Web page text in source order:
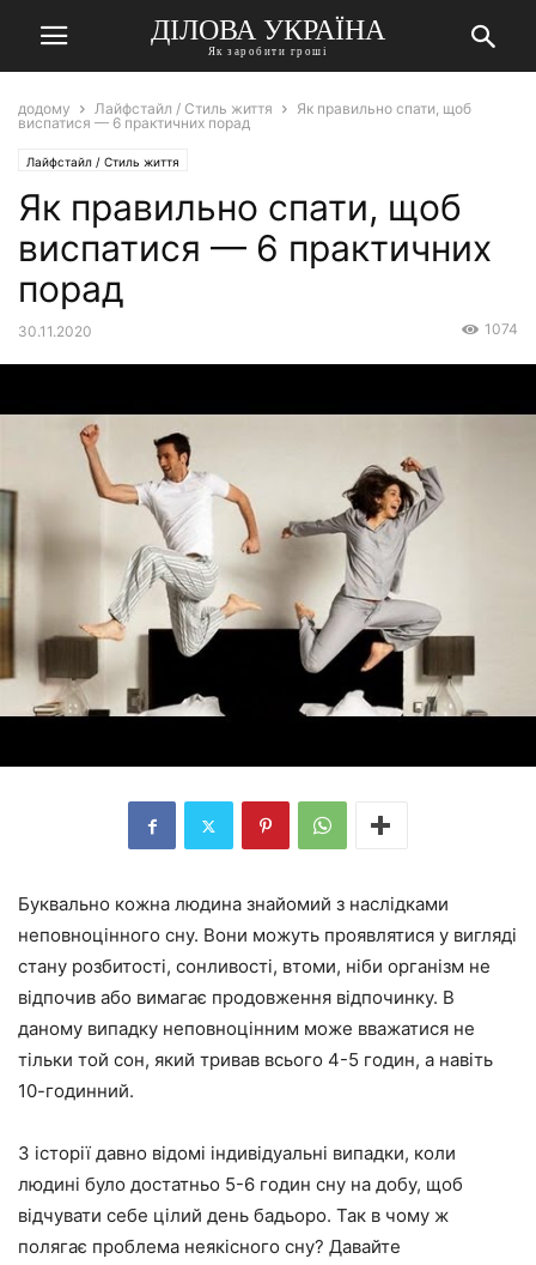
ДІЛОВА УКРАЇНА
Як заробити гроші
додому Лайфстайл / Стиль життя
Як правильно спати, щоб
виспатися — 6 практичних порад
Лайфстайл / Стиль життя
Як правильно спати, щоб
виспатися — 6 практичних
порад
30.11.2020 1074
Буквально кожна людина знайомий з наслідками
неповноцінного сну. Вони можуть проявлятися у вигляді
стану розбитості, сонливості, втоми, ніби організм не
відпочив або вимагає продовження відпочинку. В
даному випадку неповноцінним може вважатися не
тільки той сон, який тривав всього 4-5 годин, а навіть
10-годинний.
З історії давно відомі індивідуальні випадки, коли
людині було достатньо 5-6 годин сну на добу, щоб
відчувати себе цілий день бадьоро. Так в чому ж
полягає проблема неякісного сну? Давайте